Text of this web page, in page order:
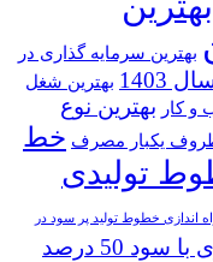
بهترین سرمایه گذاری در
بهترین شغل
و کار بهترین نوع
ظروف یکبار مصرف خط
تولیدی
اندازی خطوط تولید پر سود در
50 درصد